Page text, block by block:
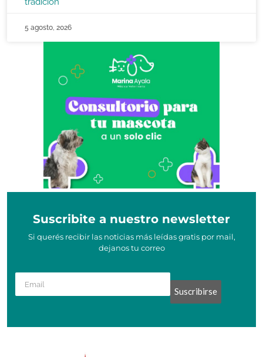
5 agosto, 2026
Suscribite a nuestro newsletter
Si querés recibir las noticias más leídas gratis por mail,
dejanos tu correo
Suscribirse